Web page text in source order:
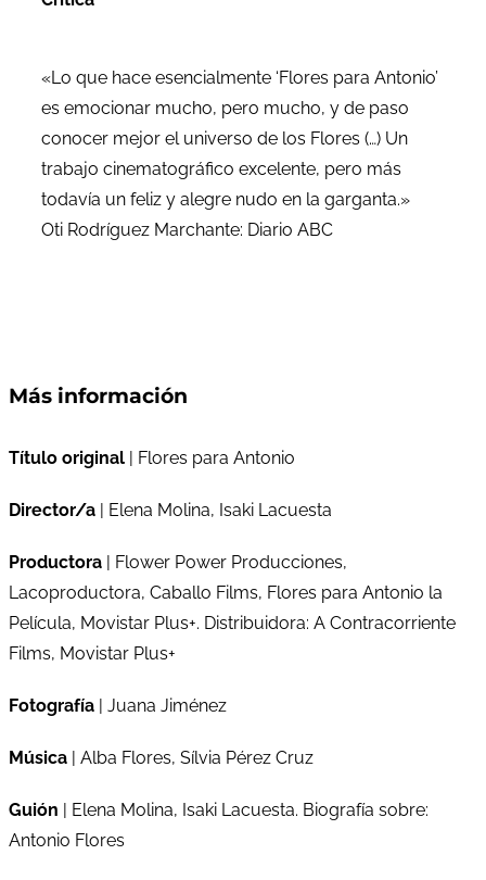
«Lo que hace esencialmente ‘Flores para Antonio’
es emocionar mucho, pero mucho, y de paso
conocer mejor el universo de los Flores (…) Un
trabajo cinematográfico excelente, pero más
todavía un feliz y alegre nudo en la garganta.»
Oti Rodríguez Marchante: Diario ABC
Más información
Título original | Flores para Antonio
Director/a | Elena Molina, Isaki Lacuesta
Productora | Flower Power Producciones,
Lacoproductora, Caballo Films, Flores para Antonio la
Película, Movistar Plus+. Distribuidora: A Contracorriente
Films, Movistar Plus+
Fotografía | Juana Jiménez
Música | Alba Flores, Sílvia Pérez Cruz
Guión | Elena Molina, Isaki Lacuesta. Biografía sobre:
Antonio Flores